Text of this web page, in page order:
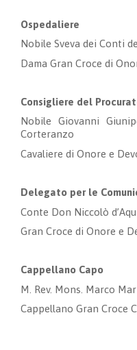
Ospedaliere
Nobile Sveva dei Conti
Dama Gran Croce di
Consigliere del
Nobile Giovanni
Corteranzo
Cavaliere di Onore e
Delegato per le
Conte Don Niccolò
Gran Croce di Onore e
Cappellano Capo
M. Rev. Mons. Marco
Cappellano Gran Croce